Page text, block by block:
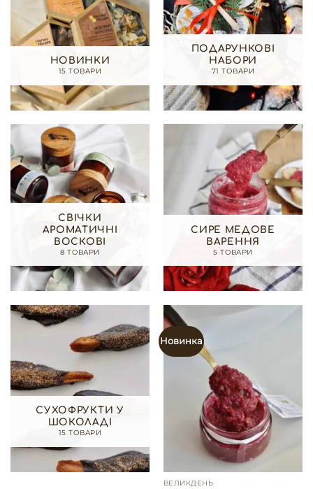
НОВИНКИ
15 ТОВАРИ
ПОДАРУНКОВІ
НАБОРИ
71 ТОВАРИ
СВІЧКИ
АРОМАТИЧНІ
ВОСКОВІ
8 ТОВАРИ
СИРЕ МЕДОВЕ
ВАРЕННЯ
5 ТОВАРИ
СУХОФРУКТИ У
ШОКОЛАДІ
15 ТОВАРИ
Новинка
ВЕЛИКДЕНЬ